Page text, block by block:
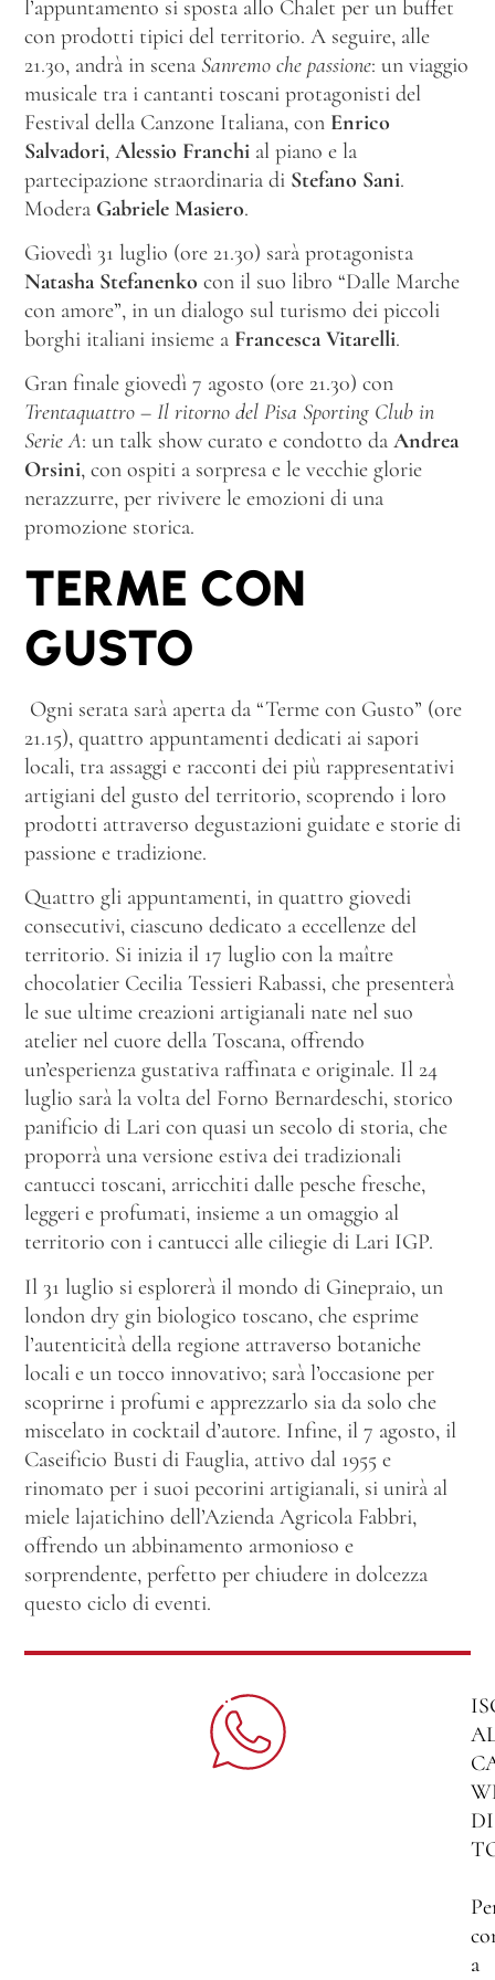
l’appuntamento si sposta allo Chalet per un buffet
con prodotti tipici del territorio. A seguire, alle
21.30, andrà in scena Sanremo che passione: un viaggio
musicale tra i cantanti toscani protagonisti del
Festival della Canzone Italiana, con Enrico
Salvadori, Alessio Franchi al piano e la
partecipazione straordinaria di Stefano Sani.
Modera Gabriele Masiero.
Giovedì 31 luglio (ore 21.30) sarà protagonista
Natasha Stefanenko con il suo libro “Dalle Marche
con amore”, in un dialogo sul turismo dei piccoli
borghi italiani insieme a Francesca Vitarelli.
Gran finale giovedì 7 agosto (ore 21.30) con
Trentaquattro – Il ritorno del Pisa Sporting Club in
Serie A: un talk show curato e condotto da Andrea
Orsini, con ospiti a sorpresa e le vecchie glorie
nerazzurre, per rivivere le emozioni di una
promozione storica.
TERME CON
GUSTO
Ogni serata sarà aperta da “Terme con Gusto” (ore
21.15), quattro appuntamenti dedicati ai sapori
locali, tra assaggi e racconti dei più rappresentativi
artigiani del gusto del territorio, scoprendo i loro
prodotti attraverso degustazioni guidate e storie di
passione e tradizione.
Quattro gli appuntamenti, in quattro giovedi
consecutivi, ciascuno dedicato a eccellenze del
territorio. Si inizia il 17 luglio con la maître
chocolatier Cecilia Tessieri Rabassi, che presenterà
le sue ultime creazioni artigianali nate nel suo
atelier nel cuore della Toscana, offrendo
un’esperienza gustativa raffinata e originale. Il 24
luglio sarà la volta del Forno Bernardeschi, storico
panificio di Lari con quasi un secolo di storia, che
proporrà una versione estiva dei tradizionali
cantucci toscani, arricchiti dalle pesche fresche,
leggeri e profumati, insieme a un omaggio al
territorio con i cantucci alle ciliegie di Lari IGP.
Il 31 luglio si esplorerà il mondo di Ginepraio, un
london dry gin biologico toscano, che esprime
l’autenticità della regione attraverso botaniche
locali e un tocco innovativo; sarà l’occasione per
scoprirne i profumi e apprezzarlo sia da solo che
miscelato in cocktail d’autore. Infine, il 7 agosto, il
Caseificio Busti di Fauglia, attivo dal 1955 e
rinomato per i suoi pecorini artigianali, si unirà al
miele lajatichino dell’Azienda Agricola Fabbri,
offrendo un abbinamento armonioso e
sorprendente, perfetto per chiudere in dolcezza
questo ciclo di eventi.
DI
a